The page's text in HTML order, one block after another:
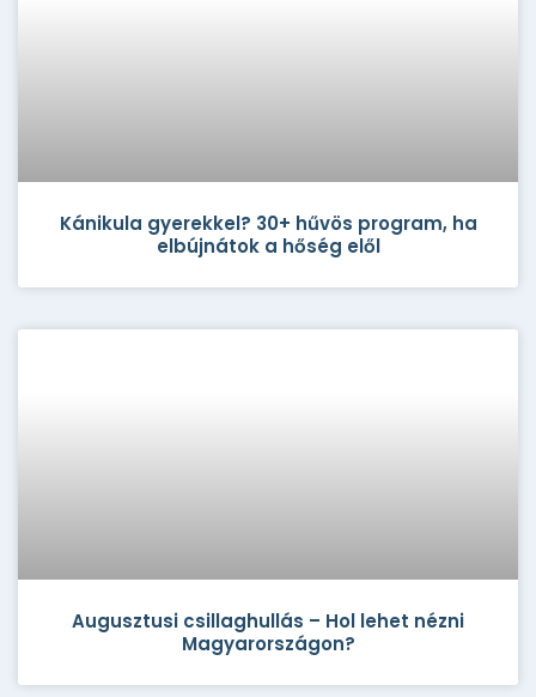
Kánikula gyerekkel? 30+ hűvös program, ha
elbújnátok a hőség elől
Augusztusi csillaghullás – Hol lehet nézni
Magyarországon?